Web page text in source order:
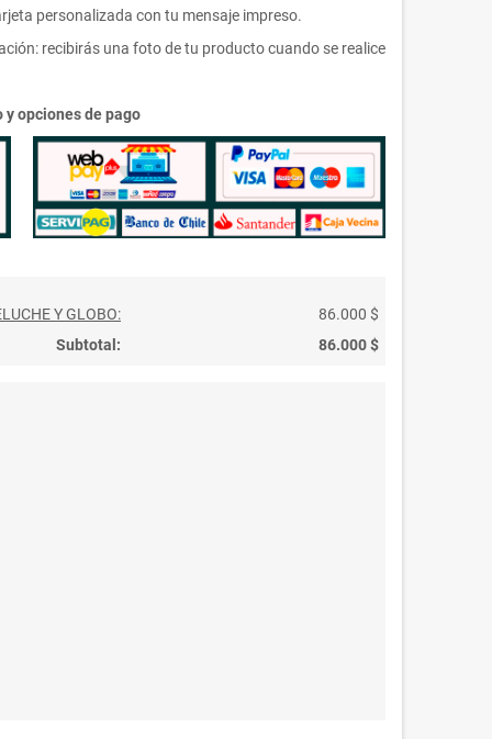
personalizada con tu mensaje impreso.
recibirás una foto de tu producto cuando se realice
opciones de pago
Y GLOBO:
86.000 $
Subtotal:
86.000 $